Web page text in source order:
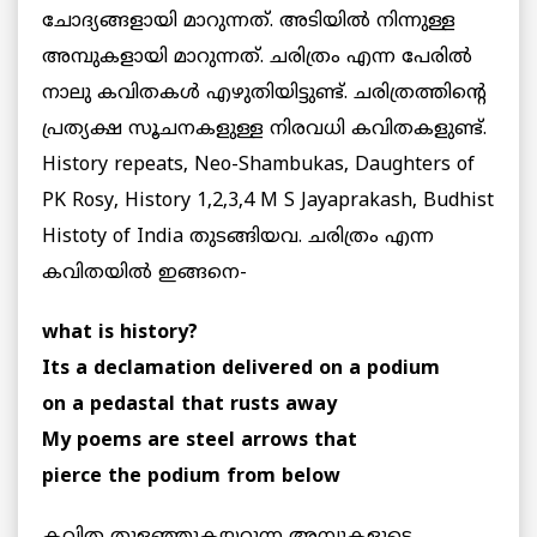
ചോദ്യങ്ങളായി മാറുന്നത്. അടിയില്‍ നിന്നുള്ള
അമ്പുകളായി മാറുന്നത്. ചരിത്രം എന്ന പേരില്‍
നാലു കവിതകള്‍ എഴുതിയിട്ടുണ്ട്. ചരിത്രത്തിന്റെ
പ്രത്യക്ഷ സൂചനകളുള്ള നിരവധി കവിതകളുണ്ട്.
History repeats, Neo-Shambukas, Daughters of
PK Rosy, History 1,2,3,4 M S Jayaprakash, Budhist
Histoty of India തുടങ്ങിയവ. ചരിത്രം എന്ന
കവിതയില്‍ ഇങ്ങനെ-
what is history?
Its a declamation delivered on a podium
on a pedastal that rusts away
My poems are steel arrows that
pierce the podium from below